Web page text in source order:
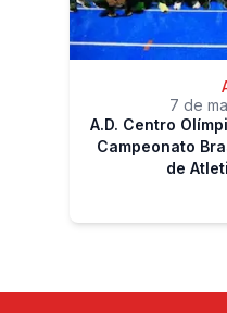
7 de
A.D. Centro
Campeonato
de